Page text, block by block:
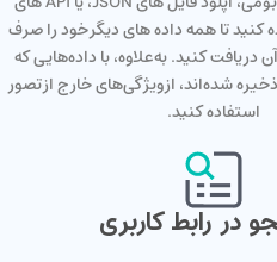
کنید تا همه داده های دیگر خود را صرف
دریافت کنید. به‌علاوه، با داده‌هایی که
قبلاً در Elasticsearch ذخیره شده‌اند، از ویژگی‌های خارج از تصور
استفاده کنید.
در رابط کاربری